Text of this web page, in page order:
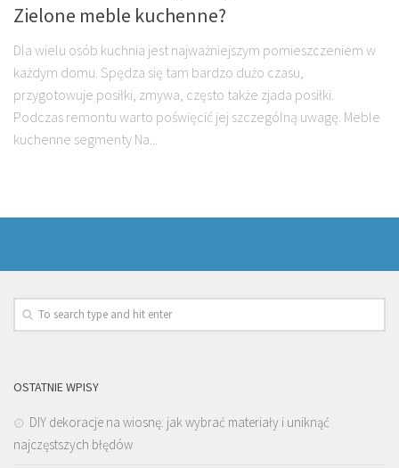
Zielone meble kuchenne?
Dla wielu osób kuchnia jest najważniejszym pomieszczeniem w
każdym domu. Spędza się tam bardzo dużo czasu,
przygotowuje posiłki, zmywa, często także zjada posiłki.
Podczas remontu warto poświęcić jej szczególną uwagę. Meble
kuchenne segmenty Na...
OSTATNIE WPISY
DIY dekoracje na wiosnę: jak wybrać materiały i uniknąć
najczęstszych błędów